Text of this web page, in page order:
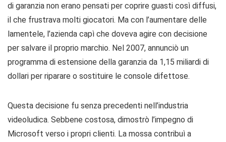
di garanzia non erano pensati per coprire guasti così diffusi,
il che frustrava molti giocatori. Ma con l’aumentare delle
lamentele, l’azienda capì che doveva agire con decisione
per salvare il proprio marchio. Nel 2007, annunciò un
programma di estensione della garanzia da 1,15 miliardi di
dollari per riparare o sostituire le console difettose.
Questa decisione fu senza precedenti nell’industria
videoludica. Sebbene costosa, dimostrò l’impegno di
Microsoft verso i propri clienti. La mossa contribuì a